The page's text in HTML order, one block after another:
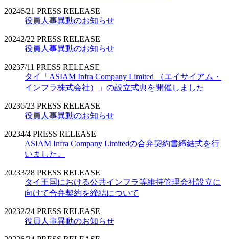
20246/21 PRESS RELEASE
役員人事異動のお知らせ
20242/22 PRESS RELEASE
役員人事異動のお知らせ
20237/11 PRESS RELEASE
タイ「ASIAM Infra Company Limited （エイサイアム・
インフラ株式会社）」の設立式典を開催しました
20236/23 PRESS RELEASE
役員人事異動のお知らせ
20234/4 PRESS RELEASE
ASIAM Infra Company Limitedの合弁契約書締結式を行
いました。
20233/28 PRESS RELEASE
タイ王国における公共インフラ等維持管理会社設立に
向けて合弁契約を締結について
20232/24 PRESS RELEASE
役員人事異動のお知らせ